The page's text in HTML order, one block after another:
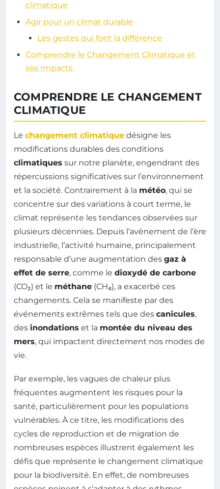
climatique
Agir pour un climat durable
Les gestes qui font la différence
Comprendre le Changement Climatique et
ses Impacts
COMPRENDRE LE CHANGEMENT
CLIMATIQUE
Le changement climatique désigne les
modifications durables des conditions
climatiques sur notre planète, engendrant des
répercussions significatives sur l’environnement
et la société. Contrairement à la météo, qui se
concentre sur des variations à court terme, le
climat représente les tendances observées sur
plusieurs décennies. Depuis l’avènement de l’ère
industrielle, l’activité humaine, principalement
responsable d’une augmentation des gaz à
effet de serre, comme le dioxydé de carbone
(CO₂) et le méthane (CH₄), a exacerbé ces
changements. Cela se manifeste par des
événements extrêmes tels que des canicules,
des inondations et la montée du niveau des
mers, qui impactent directement nos modes de
vie.
Par exemple, les vagues de chaleur plus
fréquentes augmentent les risques pour la
santé, particulièrement pour les populations
vulnérables. À ce titre, les modifications des
cycles de reproduction et de migration de
nombreuses espèces illustrent également les
défis que représente le changement climatique
pour la biodiversité. En effet, de nombreuses